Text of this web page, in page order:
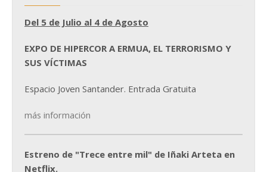
Del 5 de Julio al 4 de Agosto
EXPO DE HIPERCOR A ERMUA, EL TERRORISMO Y
SUS VÍCTIMAS
Espacio Joven Santander. Entrada Gratuita
más información
Estreno de "Trece entre mil" de Iñaki Arteta en
Netflix.